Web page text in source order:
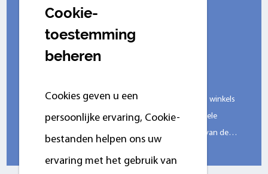
2026-07-31
Uitgebreide gids voor essentiële
Tijdens dagelijkse werkzaamheden, de meeste was winkels
staan voor vier uitdagingen: het verwijderen van gele
vlekken op wit katoen en linnen, het beschermen van de
Cookie-
toestemming
beheren
Cookies geven u een
persoonlijke ervaring, Сookie-
bestanden helpen ons uw
ervaring met het gebruik van